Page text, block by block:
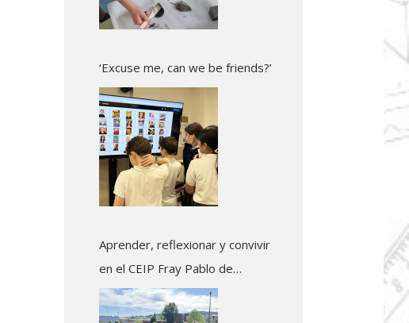
‘Excuse me, can we be friends?’
Aprender, reflexionar y convivir
en el CEIP Fray Pablo de
Colindres